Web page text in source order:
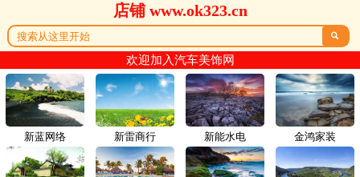
店铺 www.ok323.cn

欢迎加入汽车美饰网
新蓝网络 新雷商行 新能水电 金鸿家装